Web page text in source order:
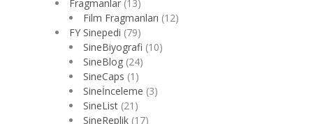
Fragmanlar (13)
Film Fragmanları (12)
FY Sinepedi (79)
SineBiyografi (10)
SineBlog (24)
SineCaps (1)
Sineİnceleme (3)
SineList (21)
SineReplik (17)